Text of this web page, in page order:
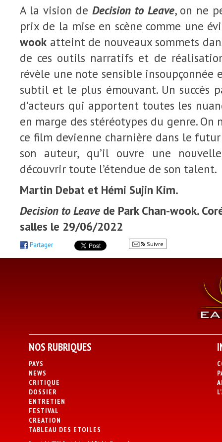
A la vision de Decision to Leave, on ne
prix de la mise en scène comme une
wook atteint de nouveaux sommets
de ces outils narratifs et de
révèle une note sensible
subtil et le plus émouvant. Un succès
d’acteurs qui apportent toutes les
en marge des stéréotypes du genre. On
ce film devienne charnière dans le
son auteur, qu’il ouvre une
découvrir toute l’étendue de son talent.
Martin Debat et Hémi Sujin Kim.
Decision to Leave de Park Chan-wook.
salles le 29/06/2022
Partager Suivre
NOS RUBRIQUES
PAYS
NEWS
CRITIQUE
DOSSIER
ENTRETIEN
FESTIVAL
CREATION
TABLEAU DES ETOILES